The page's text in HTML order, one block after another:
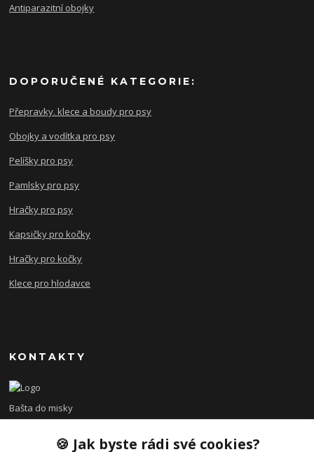
Antiparazitní obojky
DOPORUČENÉ KATEGORIE:
Přepravky. klece a boudy pro psy
Obojky a vodítka pro psy
Pelíšky pro psy
Pamlsky pro psy
Hračky pro psy
Kapsičky pro kočky
Hračky pro kočky
Klece pro hlodavce
KONTAKTY
Bašta do misky
+420 608 479 610🍪 Jak byste rádi své cookies?